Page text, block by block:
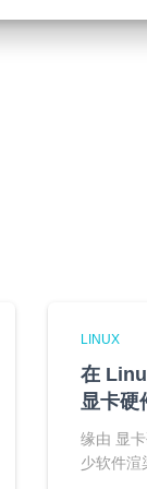
LINUX
在
显卡硬
缘由 显
少软件渲